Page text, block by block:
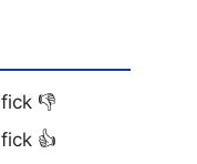
fick 👎
fick 👍